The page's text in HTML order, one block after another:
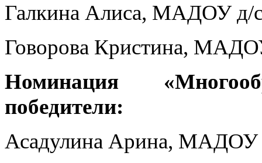
Галкина Алиса, МАДОУ д/с
Говорова Кристина,
Номинация
победители:
Асадулина Арина, МАДОУ